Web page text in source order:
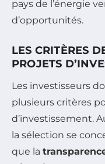
pays de l’énergie
d’opportunités.
LES CRITÈRES
PROJETS
Les investisseurs
plusieurs critères
d’investissement.
la sélection se
que la